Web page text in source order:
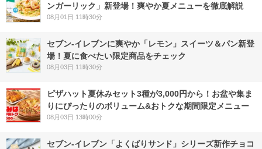
ンガーリック」新登場！爽やか夏メニューを徹底解説
08月01日 11時30分
セブン‐イレブンに爽やか「レモン」スイーツ＆パン新登
場！夏に食べたい限定商品をチェック
08月03日 11時30分
ピザハット夏休みセット3種が3,000円から！お盆や集ま
りにぴったりのボリューム&おトクな期間限定メニュー
08月03日 13時00分
セブン‐イレブン「よくばりサンド」シリーズ新作チョコ